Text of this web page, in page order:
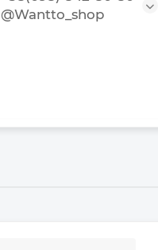
@Wantto_shop